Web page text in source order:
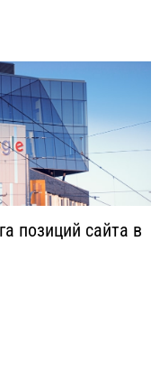
позиций сайта в